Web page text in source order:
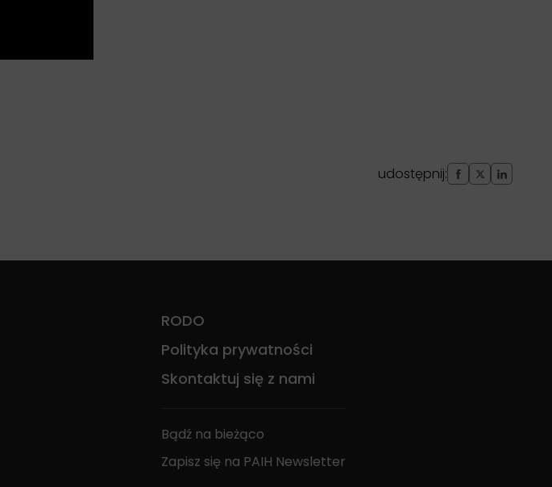
udostępnij:
RODO
Polityka prywatności
Skontaktuj się z nami
Bądź na bieżąco
Zapisz się na PAIH Newsletter